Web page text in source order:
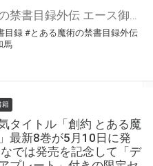
目録#とある魔術の禁書目録外伝
馬
籍
タイトル「創約 とある魔
最新8巻が5月10日に発
では発売を記念して「デ